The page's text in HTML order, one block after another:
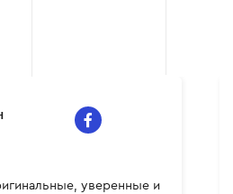
уверенные и